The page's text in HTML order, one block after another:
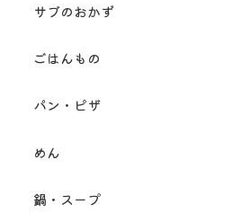
サブのおかず
ごはんもの
パン・ピザ
めん
鍋・スープ